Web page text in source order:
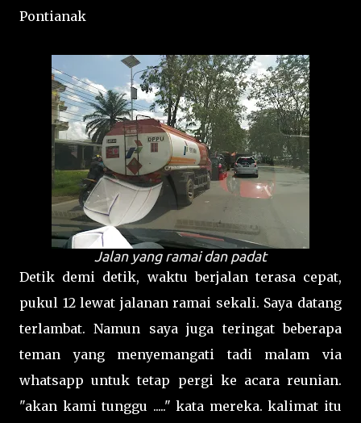
Pontianak
Jalan yang ramai dan padat
Detik demi detik, waktu berjalan terasa cepat,
pukul 12 lewat jalanan ramai sekali. Saya datang
terlambat. Namun saya juga teringat beberapa
teman yang menyemangati tadi malam via
whatsapp untuk tetap pergi ke acara reunian.
"akan kami tunggu ....." kata mereka. kalimat itu